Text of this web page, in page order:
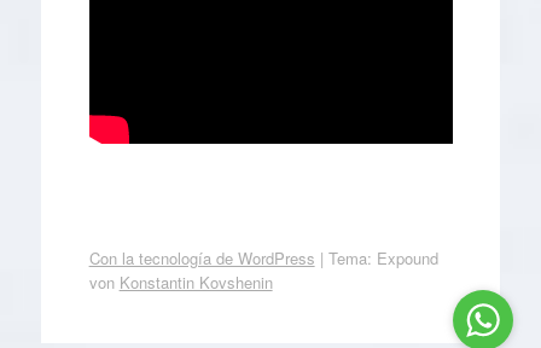
Con la tecnología de WordPress | Tema: Expound
von Konstantin Kovshenin